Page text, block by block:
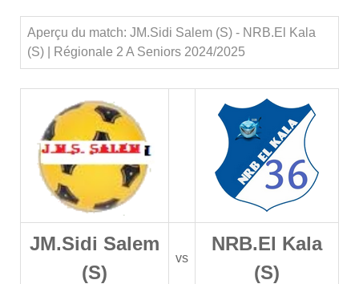
Aperçu du match: JM.Sidi Salem (S) - NRB.El Kala
(S) | Régionale 2 A Seniors 2024/2025
JM.Sidi Salem
(S)
vs
NRB.El Kala
(S)